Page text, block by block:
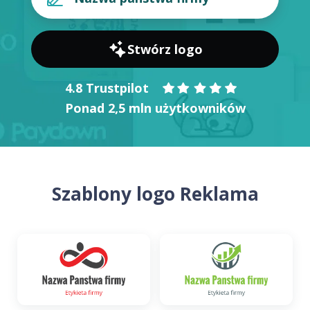
Stwórz logo
4.8 Trustpilot
Ponad 2,5 mln użytkowników
Szablony logo Reklama